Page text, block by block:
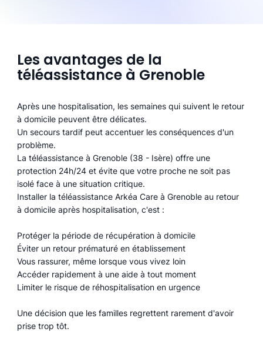
Les avantages de la
téléassistance à Grenoble
Après une hospitalisation, les semaines qui suivent le retour
à domicile peuvent être délicates.
Un secours tardif peut accentuer les conséquences d'un
problème.
La téléassistance à Grenoble (38 - Isère) offre une
protection 24h/24 et évite que votre proche ne soit pas
isolé face à une situation critique.
Installer la téléassistance Arkéa Care à Grenoble au retour
à domicile après hospitalisation, c'est :
Protéger la période de récupération à domicile
Éviter un retour prématuré en établissement
Vous rassurer, même lorsque vous vivez loin
Accéder rapidement à une aide à tout moment
Limiter le risque de réhospitalisation en urgence
Une décision que les familles regrettent rarement d'avoir
prise trop tôt.